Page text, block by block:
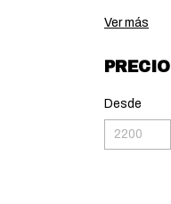
Ver más
PRECIO
Desde